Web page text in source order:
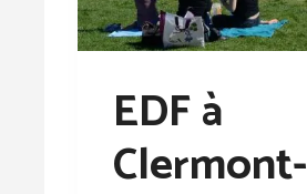
EDF à
Clermont-